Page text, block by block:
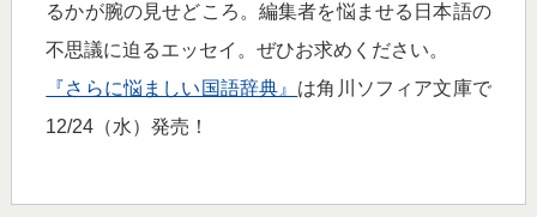
るかが腕の見せどころ。編集者を悩ませる日本語の
不思議に迫るエッセイ。ぜひお求めください。
『さらに悩ましい国語辞典』 は角川ソフィア文庫で
12/24（水）発売！